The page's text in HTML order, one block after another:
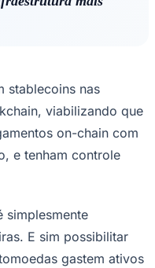
stablecoins nas
viabilizando que
on-chain com
e tenham controle
simplesmente
E sim possibilitar
gastem ativos